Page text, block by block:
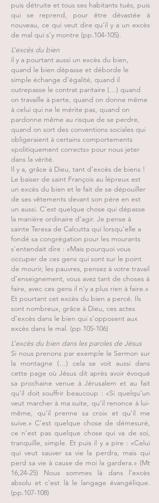
puis détruite et tous ses habitants tués, puis
qui se reprend, pour être dévastée à
nouveau, ce qui veut dire qu’il y a un excès
de mal qui s’y montre (pp.104-105).
L’excès du bien
il y a pourtant aussi un excès du bien,
quand le bien dépasse et déborde le
simple échange d’égalité, quand il
outrepasse le contrat paritaire (…) quand
on travaille à perte, quand on donne même
à celui qui ne le mérite pas, quand on
pardonne même au risque de se perdre,
quand on sort des conventions sociales qui
obligeraient à certains comportements
«politiquement corrects» pour nous jeter
dans la vérité.
Il y a, grâce à Dieu, tant d’excès de biens !
Le baiser de saint François au lépreux est
un excès du bien et le fait de se dépouiller
de ses vêtements devant son père en est
un aussi. C’est quelque chose qui dépasse
la manière ordinaire d’agir. Je pense à
sainte Teresa de Calcutta qui lorsqu’elle a
fondé sa congrégation pour les mourants
s’entendait dire : «Mais pourquoi vous
occuper de ces gens qui sont sur le point
de mourir, les pauvres, pensez à votre travail
d’enseignement, vous avez tant de choses à
faire, avec ces gens il n’y a plus rien à faire.»
Et pourtant cet excès du bien a percé. Ils
sont nombreux, grâce à Dieu, ces actes
d’excès dans le bien qui s’opposent aux
excès dans le mal. (pp.105-106)
L’excès du bien dans les paroles de Jésus
Si nous prenons par exemple le Sermon sur
la montagne (…) cela se voit aussi dans
cette page où Jésus dit après avoir évoqué
sa prochaine venue à Jérusalem et au fait
qu’il doit souffrir beaucoup : «Si quelqu’un
veut marcher à ma suite, qu’il renonce à lui-
même, qu’il prenne sa croix et qu’il me
suive.» C’est quelque chose de démesuré,
ce n’est pas quelque chose qui va de soi,
tranquille, simple. Et puis il y a pire : «Celui
qui veut sauver sa vie la perdra, mais qui
perd sa vie à cause de moi la gardera.» (Mt
16,24-25) Nous sommes là dans l’excès
absolu et c’est là le langage évangélique.
(pp.107-108)